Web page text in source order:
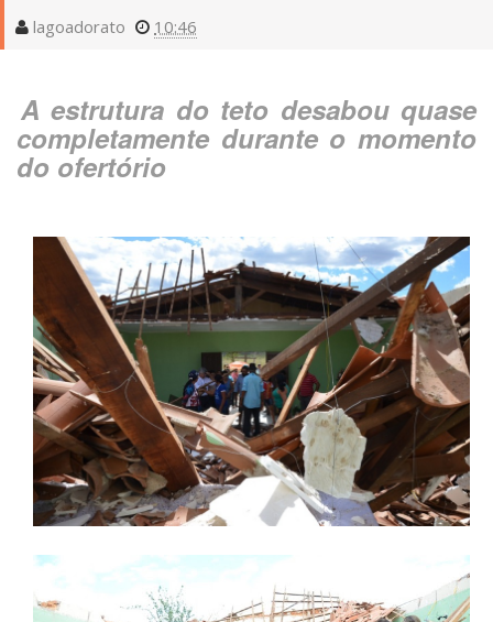
lagoadorato 10:46
A estrutura do teto desabou quase
completamente durante o momento
do ofertório